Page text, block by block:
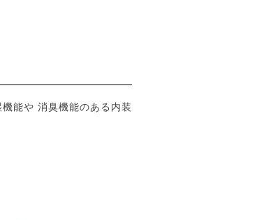
能や 消臭機能のある内装